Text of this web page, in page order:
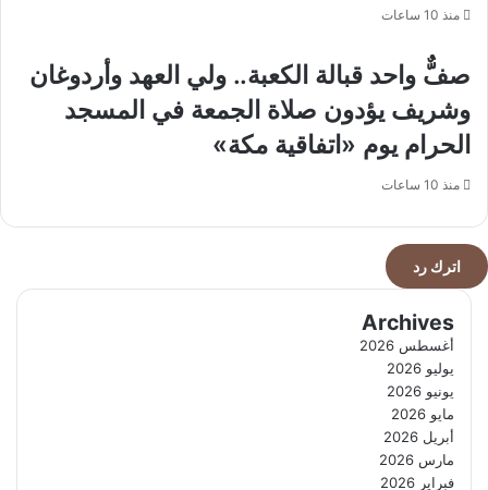
الرقمية
المملكة
منذ 10 ساعات
صفٌّ واحد قبالة الكعبة.. ولي العهد وأردوغان
وشريف يؤدون صلاة الجمعة في المسجد
الحرام يوم «اتفاقية مكة»
منذ 10 ساعات
اترك رد
Archives
أغسطس 2026
يوليو 2026
يونيو 2026
مايو 2026
أبريل 2026
مارس 2026
فبراير 2026